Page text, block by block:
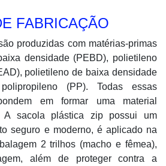
FABRICAÇÃO
produzidas com matérias-primas
densidade (PEBD), polietileno
polietileno de baixa densidade
(PP). Todas essas
em formar uma material
A sacola plástica zip possui um
seguro e moderno, é aplicado na
2 trilhos (macho e fêmea),
além de proteger contra a